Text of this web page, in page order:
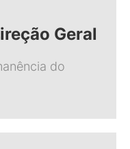
Geral
do